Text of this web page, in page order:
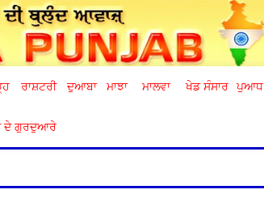
ਰਾਸ਼ਟਰੀ ਦੁਆਬਾ ਮਾਝਾ ਮਾਲਵਾ ਖੇਡ ਸੰਸਾਰ ਪੁਆਧ
ਦੇ ਗੁਰਦੁਆਰੇ